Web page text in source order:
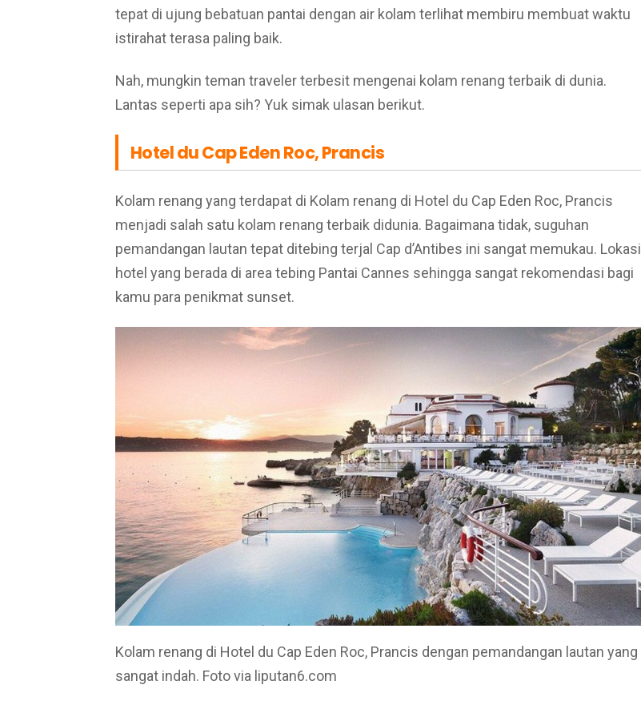
tepat di ujung bebatuan pantai dengan air kolam terlihat membiru membuat waktu
istirahat terasa paling baik.
Nah, mungkin teman traveler terbesit mengenai kolam renang terbaik di dunia.
Lantas seperti apa sih? Yuk simak ulasan berikut.
Hotel du Cap Eden Roc, Prancis
Kolam renang yang terdapat di Kolam renang di Hotel du Cap Eden Roc, Prancis
menjadi salah satu kolam renang terbaik didunia. Bagaimana tidak, suguhan
pemandangan lautan tepat ditebing terjal Cap d’Antibes ini sangat memukau. Lokasi
hotel yang berada di area tebing Pantai Cannes sehingga sangat rekomendasi bagi
kamu para penikmat sunset.
Kolam renang di Hotel du Cap Eden Roc, Prancis dengan pemandangan lautan yang
sangat indah. Foto via liputan6.com